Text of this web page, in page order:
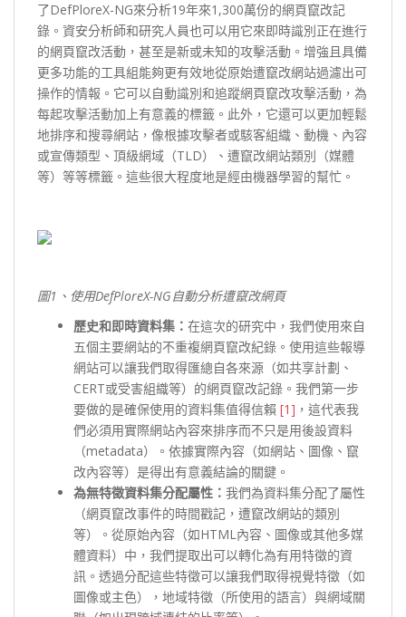
了DefPloreX-NG來分析19年來1,300萬份的網頁竄改記
錄。資安分析師和研究人員也可以用它來即時識別正在進行
的網頁竄改活動，甚至是新或未知的攻擊活動。增強且具備
更多功能的工具組能夠更有效地從原始遭竄改網站過濾出可
操作的情報。它可以自動識別和追蹤網頁竄改攻擊活動，為
每起攻擊活動加上有意義的標籤。此外，它還可以更加輕鬆
地排序和搜尋網站，像根據攻擊者或駭客組織、動機、內容
或宣傳類型、頂級網域（TLD）、遭竄改網站類別（媒體
等）等等標籤。這些很大程度地是經由機器學習的幫忙。
圖1 、使用DefPloreX-NG自動分析遭竄改網頁
歷史和即時資料集： 在這次的研究中，我們使用來自
五個主要網站的不重複網頁竄改紀錄。使用這些報導
網站可以讓我們取得匯總自各來源（如共享計劃、
CERT或受害組織等）的網頁竄改記錄。我們第一步
要做的是確保使用的資料集值得信賴 [1] ，這代表我
們必須用實際網站內容來排序而不只是用後設資料
（metadata）。依據實際內容（如網站、圖像、竄
改內容等）是得出有意義結論的關鍵。
為無特徵資料集分配屬性： 我們為資料集分配了屬性
（網頁竄改事件的時間戳記，遭竄改網站的類別
等）。從原始內容（如HTML內容、圖像或其他多媒
體資料）中，我們提取出可以轉化為有用特徵的資
訊。透過分配這些特徵可以讓我們取得視覺特徵（如
圖像或主色），地域特徵（所使用的語言）與網域關